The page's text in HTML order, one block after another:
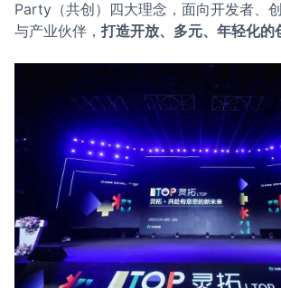
Party（共创）四大理念，面向开发者、
与产业伙伴， 打造开放、多元、年轻化的